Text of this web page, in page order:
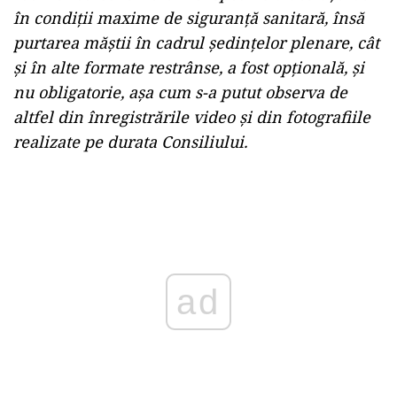
în condiții maxime de siguranță sanitară, însă
purtarea măștii în cadrul ședințelor plenare, cât
și în alte formate restrânse, a fost opțională, și
nu obligatorie, așa cum s-a putut observa de
altfel din înregistrările video și din fotografiile
realizate pe durata Consiliului.